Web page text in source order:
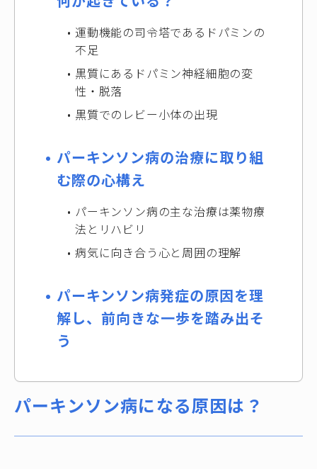
運動機能の司令塔であるドパミンの
不足
黒質にあるドパミン神経細胞の変
性・脱落
黒質でのレビー小体の出現
パーキンソン病の治療に取り組
む際の心構え
パーキンソン病の主な治療は薬物療
法とリハビリ
病気に向き合う心と周囲の理解
パーキンソン病発症の原因を理
解し、前向きな一歩を踏み出そ
う
パーキンソン病になる原因は？